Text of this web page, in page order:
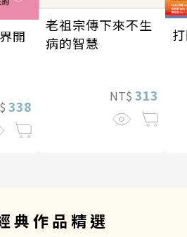
開
338
老祖宗傳下來不生
病的智慧
NT$ 313
典作品精選